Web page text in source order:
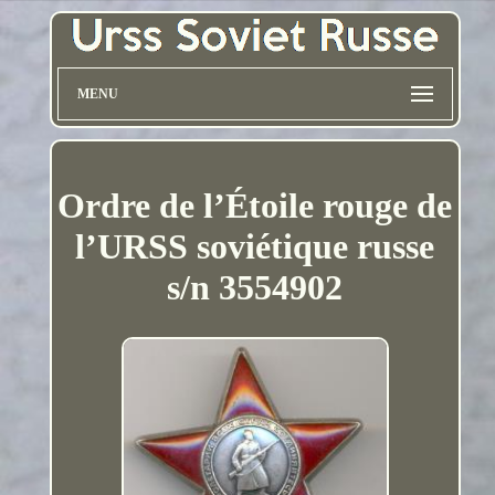
MENU
Ordre de l’Étoile rouge de
l’URSS soviétique russe
s/n 3554902